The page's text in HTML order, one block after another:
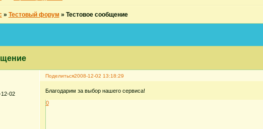
» Тестовый форум » Тестовое сообщение
Поделиться2008-12-02 13:18:29
02
Благодарим за выбор нашего сервиса!
0